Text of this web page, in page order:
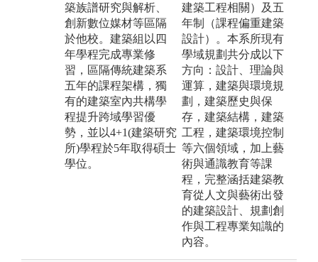
築族譜研究與解析、
創新數位媒材等區隔
於他校。建築組以四
年學程完成專業修
習，區隔傳統建築系
五年的課程架構，獨
有的建築室內共構學
程提升跨域學習優
勢，並以4+1(建築研究
所)學程於5年取得碩士
學位。
建築工程相關）及五
年制（課程偏重建築
設計）。本系所現有
學域規劃共分成以下
方向：設計、理論與
運算，建築與環境規
劃，建築歷史與保
存，建築結構，建築
工程，建築環境控制
等六個領域，加上藝
術與通識教育等課
程，完整涵括建築教
育從人文與藝術出發
的建築設計、規劃創
作與工程專業知識的
內容。